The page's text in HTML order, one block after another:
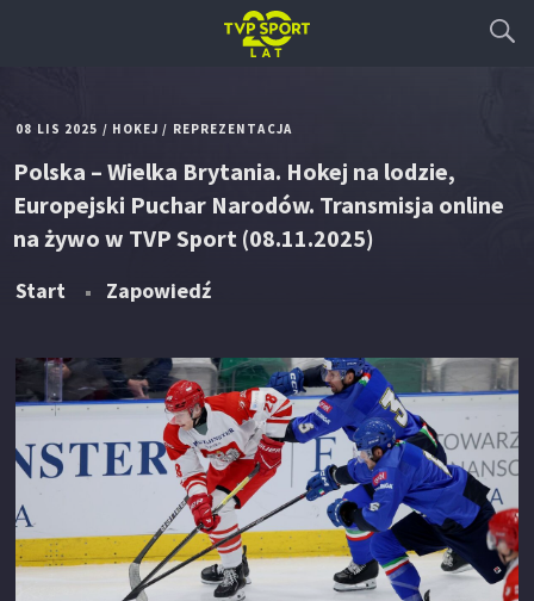
08 LIS 2025 / HOKEJ / REPREZENTACJA
Polska – Wielka Brytania. Hokej na lodzie,
Europejski Puchar Narodów. Transmisja online
na żywo w TVP Sport (08.11.2025)
Start Zapowiedź